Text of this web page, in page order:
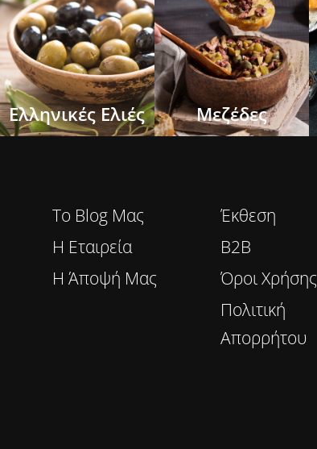
Ελληνικές Ελιές Μεζέδες
To Blog Μας
Η Εταιρεία
Η Άποψή Μας
Έκθεση
B2B
Όροι Χρήσης
Πολιτική
Απορρήτου